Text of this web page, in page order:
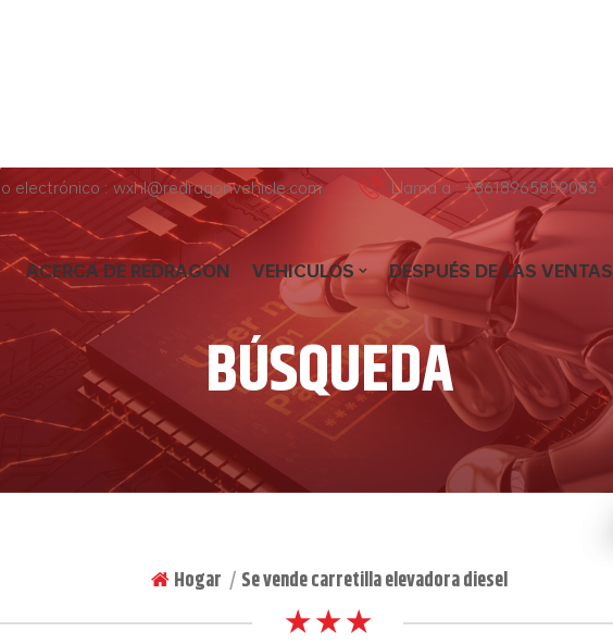
electrónico : wxhl@redragonvehicle.com Llama a : +8618965859083
ACERCA DE REDRAGON VEHICULOS DESPUÉS DE LAS VENTAS
BÚSQUEDA
Hogar | Se vende carretilla elevadora diesel
★ ★ ★